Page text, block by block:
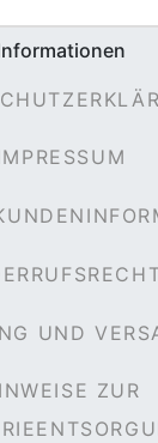
UND
ZUR